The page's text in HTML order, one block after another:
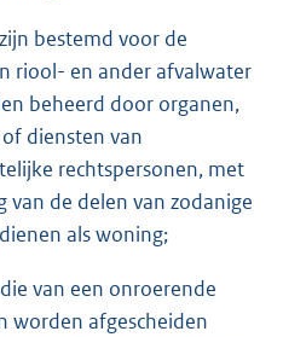
bestemd voor de
riool- en ander afvalwater
beheerd door organen,
diensten van
rechtspersonen, met
van de delen van zodanige
als woning;
van een onroerende
worden afgescheiden